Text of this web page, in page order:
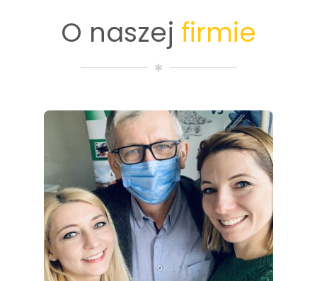
O naszej firmie